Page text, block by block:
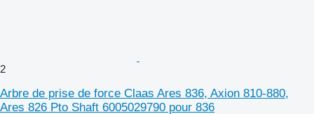
2
Arbre de prise de force Claas Ares 836, Axion 810-880,
Ares 826 Pto Shaft 6005029790 pour 836